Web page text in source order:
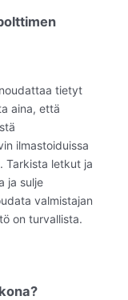
tietyt
aina, että
ilmastoiduissa
Tarkista letkut ja
ja sulje
valmistajan
on turvallista.